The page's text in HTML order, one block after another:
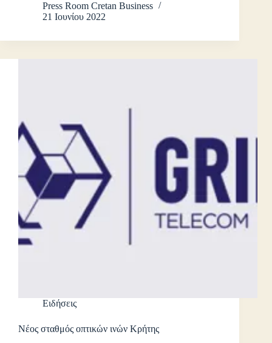
Press Room Cretan Business
21 Ιουνίου 2022
Ειδήσεις
Νέος σταθμός οπτικών ινών Κρήτης